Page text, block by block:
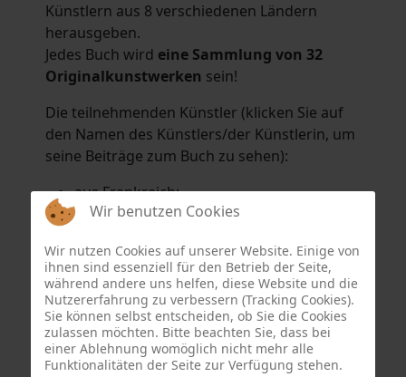
Künstlern aus 8 verschiedenen Ländern
herausgeben.
Jedes Buch wird eine Sammlung von 32
Originalkunstwerken sein!
Die teilnehmenden Künstler (klicken Sie auf
den Namen des Künstlers/der Künstlerin, um
seine Beiträge zum Buch zu sehen):
aus Frankreich:
Hélène Argo,Didier Bonnot
Eric Schaftlein.
aus den Niederlanden:
Dorrety Brookhuis,Natalia Dik,Elise
EekhoutundHenny Schaapman
aus Deutschland:
Salomé Herbst,Andrea Jungnitsch,
Wir benutzen Cookies
Wir nutzen Cookies auf unserer Website. Einige von
ihnen sind essenziell für den Betrieb der Seite,
während andere uns helfen, diese Website und die
Nutzererfahrung zu verbessern (Tracking Cookies).
Sie können selbst entscheiden, ob Sie die Cookies
zulassen möchten. Bitte beachten Sie, dass bei
einer Ablehnung womöglich nicht mehr alle
Funktionalitäten der Seite zur Verfügung stehen.